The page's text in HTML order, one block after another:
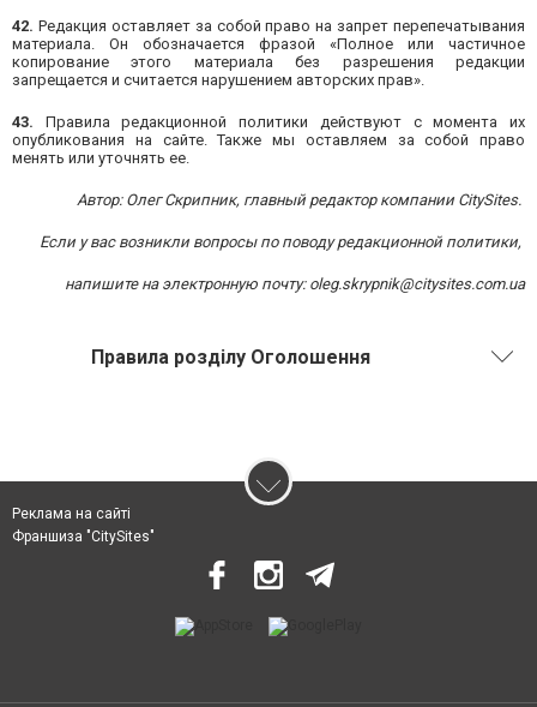
42. Редакция оставляет за собой право на запрет перепечатывания
материала. Он обозначается фразой «Полное или частичное
копирование этого материала без разрешения редакции
запрещается и считается нарушением авторских прав».
43. Правила редакционной политики действуют с момента их
опубликования на сайте. Также мы оставляем за собой право
менять или уточнять ее.
Автор: Олег Скрипник, главный редактор компании CitySites.
Если у вас возникли вопросы по поводу редакционной политики,
напишите на электронную почту: oleg.skrypnik@citysites.com.ua
Правила розділу Оголошення
Реклама на сайті
Франшиза "CitySites"